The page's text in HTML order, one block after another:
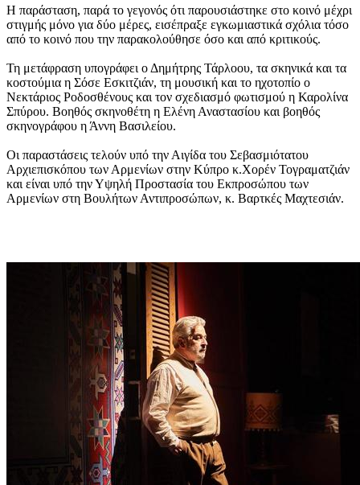
Η παράσταση, παρά το γεγονός ότι παρουσιάστηκε στο κοινό μέχρι
στιγμής μόνο για δύο μέρες, εισέπραξε εγκωμιαστικά σχόλια τόσο
από το κοινό που την παρακολούθησε όσο και από κριτικούς.
Τη μετάφραση υπογράφει ο Δημήτρης Τάρλοου, τα σκηνικά και τα
κοστούμια η Σόσε Εσκιτζιάν, τη μουσική και το ηχοτοπίο ο
Νεκτάριος Ροδοσθένους και τον σχεδιασμό φωτισμού η Καρολίνα
Σπύρου. Βοηθός σκηνοθέτη η Ελένη Αναστασίου και βοηθός
σκηνογράφου η Άννη Βασιλείου.
Οι παραστάσεις τελούν υπό την Αιγίδα του Σεβασμιότατου
Αρχιεπισκόπου των Αρμενίων στην Κύπρο κ.Χορέν Τογραματζιάν
και είναι υπό την Υψηλή Προστασία του Εκπροσώπου των
Αρμενίων στη Βουλήτων Αντιπροσώπων, κ. Βαρτκές Μαχτεσιάν.